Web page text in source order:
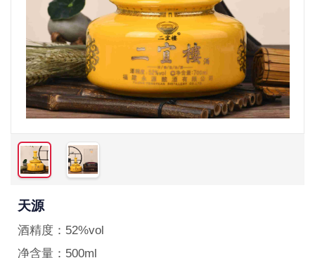
天源
酒精度： 52%vol
净含量： 500ml